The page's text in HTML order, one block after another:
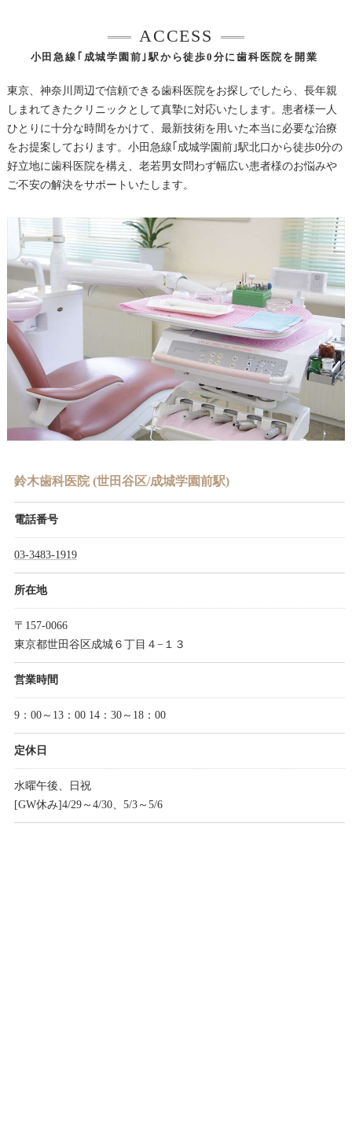
小田急線｢成城学園前｣駅から徒歩0分に歯科医院を開業
ACCESS
東京、神奈川周辺で信頼できる歯科医院をお探しでしたら、長年親
しまれてきたクリニックとして真摯に対応いたします。患者様一人
ひとりに十分な時間をかけて、最新技術を用いた本当に必要な治療
をお提案しております。小田急線｢成城学園前｣駅北口から徒歩0分の
好立地に歯科医院を構え、老若男女問わず幅広い患者様のお悩みや
ご不安の解決をサポートいたします。
鈴木歯科医院 (世田谷区/成城学園前駅)
電話番号
03-3483-1919
所在地
〒157-0066
東京都世田谷区成城６丁目４−１３
営業時間
9：00～13：00 14：30～18：00
定休日
水曜午後、日祝
[GW休み]4/29～4/30、5/3～5/6